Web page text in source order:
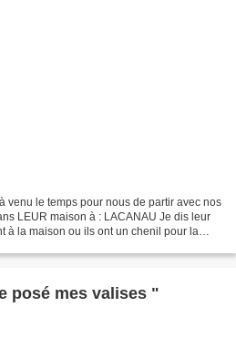
venu le temps pour nous de partir avec nos
LEUR maison à : LACANAU Je dis leur
à la maison ou ils ont un chenil pour la
Art Postal : " Ou ai-je posé mes valises "